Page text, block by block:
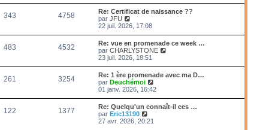
i
e
m
e
s
s
a
g
e
e
i
e
r
e
s
s
e
343 4758
Re: Certificat de naissance ??
parJFU
o
l
e
d
e
r
n
i
e
r
m
e
s
22 juil. 2026, 17:08
483 4532
Re: vue en promenade ce week …
parCHARLYSTONE
l
e
r
23 juil. 2026, 18:51
261 3254
Re: 1 ère promenade avec ma D…
parDeuchémoi
o
l
01 janv. 2026, 16:42
122 1377
Re: Quelqu'un connaît-il ces …
parEric13190
o
27 avr. 2026, 20:21